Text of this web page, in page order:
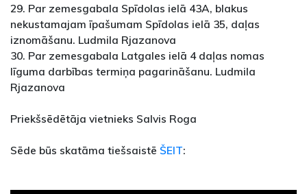
29. Par zemesgabala Spīdolas ielā 43A, blakus
nekustamajam īpašumam Spīdolas ielā 35, daļas
iznomāšanu. Ludmila Rjazanova
30. Par zemesgabala Latgales ielā 4 daļas nomas
līguma darbības termiņa pagarināšanu. Ludmila
Rjazanova
Priekšsēdētāja vietnieks Salvis Roga
Sēde būs skatāma tiešsaistē ŠEIT: